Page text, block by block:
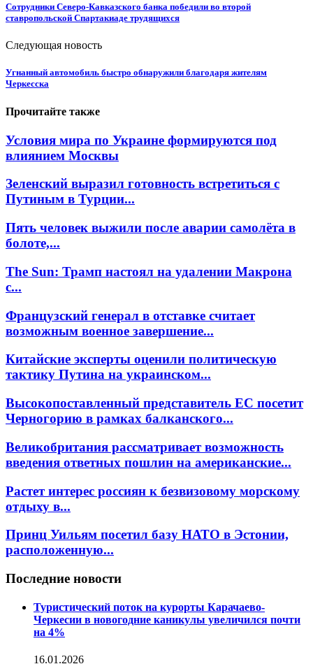
Сотрудники Северо-Кавказского банка победили во второй
ставропольской Спартакиаде трудящихся
Следующая новость
Угнанный автомобиль быстро обнаружили благодаря жителям
Черкесска
Прочитайте также
Условия мира по Украине формируются под
влиянием Москвы
Зеленский выразил готовность встретиться с
Путиным в Турции...
Пять человек выжили после аварии самолёта в
болоте,...
The Sun: Трамп настоял на удалении Макрона
с...
Французский генерал в отставке считает
возможным военное завершение...
Китайские эксперты оценили политическую
тактику Путина на украинском...
Высокопоставленный представитель ЕС посетит
Черногорию в рамках балканского...
Великобритания рассматривает возможность
введения ответных пошлин на американские...
Растет интерес россиян к безвизовому морскому
отдыху в...
Принц Уильям посетил базу НАТО в Эстонии,
расположенную...
Последние новости
Туристический поток на курорты Карачаево-
Черкесии в новогодние каникулы увеличился почти
на 4%
16.01.2026